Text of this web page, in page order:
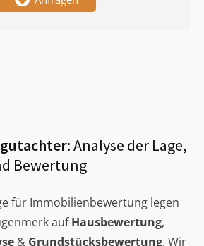
Analyse der Lage,
Bewertung
für Immobilienbewertung legen
aufHausbewertung,
& Grundstücksbewertung. Wir